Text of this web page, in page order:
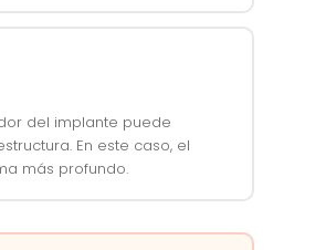
del implante puede
En este caso, el
más profundo.